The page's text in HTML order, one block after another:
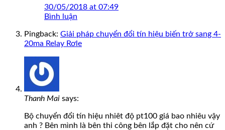
30/05/2018 at 07:49
Bình luận
Pingback: Giải pháp chuyển đổi tín hiệu biến trở sang 4-
20ma Relay Rơle
Thanh Mai says:
Bộ chuyển đổi tín hiệu nhiêt độ pt100 giá bao nhiêu vậy
anh ? Bên mình là bên thi công bên lắp đặt cho nên cứ